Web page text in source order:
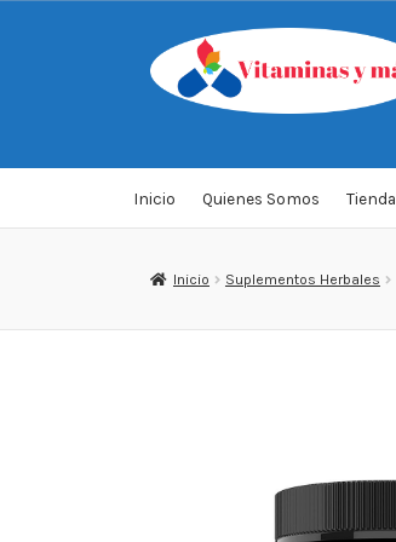
Saltar
a
navegación
al
contenido
Inicio Quienes Somos Tienda
Inicio Suplementos Herbales